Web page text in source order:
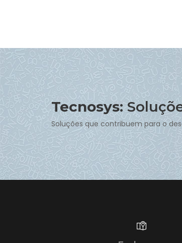
Tecnosys:
Soluções que contribuem para o